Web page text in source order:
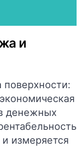
и
денежных
измеряется